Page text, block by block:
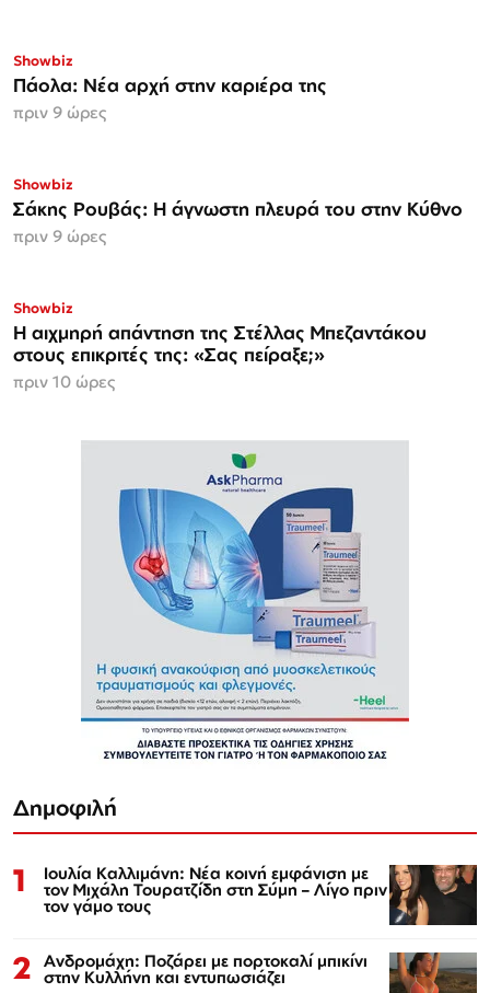
Showbiz
Πάολα: Νέα αρχή στην καριέρα της
πριν 9 ώρες
Showbiz
Σάκης Ρουβάς: Η άγνωστη πλευρά του στην Κύθνο
πριν 9 ώρες
Showbiz
Η αιχμηρή απάντηση της Στέλλας Μπεζαντάκου
στους επικριτές της: «Σας πείραξε;»
πριν 10 ώρες
Δημοφιλή
1 Ιουλία Καλλιμάνη: Νέα κοινή εμφάνιση με
τον Μιχάλη Τουρατζίδη στη Σύμη – Λίγο πριν
τον γάμο τους
2 Ανδρομάχη: Ποζάρει με πορτοκαλί μπικίνι
στην Κυλλήνη και εντυπωσιάζει